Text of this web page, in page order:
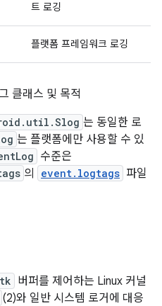
트 로깅
플랫폼 프레임워크 로깅
클래스 및 목적
는 동일한 로
는 플랫폼에만 사용할 수 있
수준은
의 event.logtags 파일
버퍼를 제어하는 Linux 커널
(2)와 일반 시스템 로거에 대응